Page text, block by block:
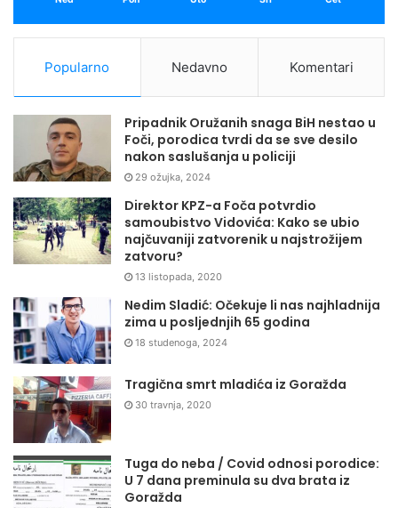
Popularno Nedavno Komentari
Pripadnik Oružanih snaga BiH nestao u
Foči, porodica tvrdi da se sve desilo
nakon saslušanja u policiji
29 ožujka, 2024
Direktor KPZ-a Foča potvrdio
samoubistvo Vidovića: Kako se ubio
najčuvaniji zatvorenik u najstrožijem
zatvoru?
13 listopada, 2020
Nedim Sladić: Očekuje li nas najhladnija
zima u posljednjih 65 godina
18 studenoga, 2024
Tragična smrt mladića iz Goražda
30 travnja, 2020
Tuga do neba / Covid odnosi porodice:
U 7 dana preminula su dva brata iz
Goražda